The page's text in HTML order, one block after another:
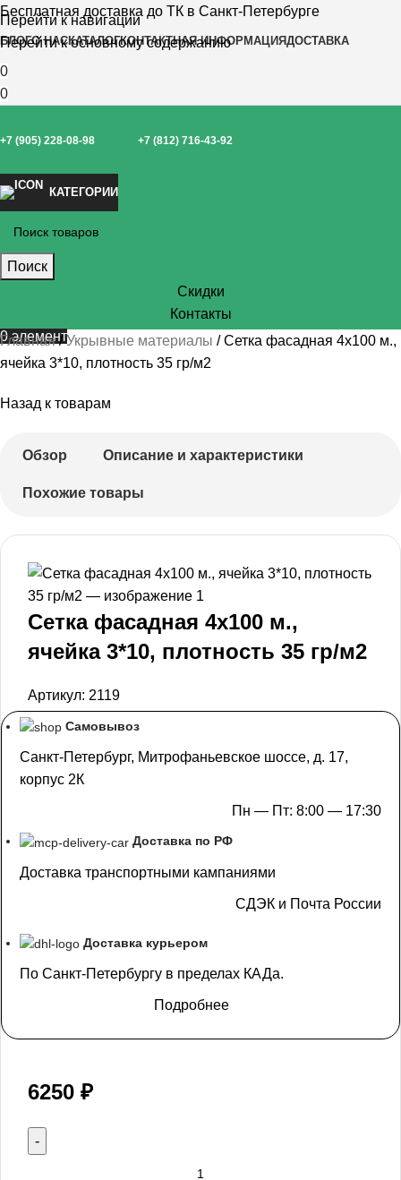
Перейти к навигации
Перейти к основному содержанию
Бесплатная доставка до ТК в Санкт-Петербурге
БЛОГО НАСКАТАЛОГКОНТАКТНАЯ ИНФОРМАЦИЯДОСТАВКА
0
0
+7 (905) 228-08-98 +7 (812) 716-43-92
КАТЕГОРИИ
Поиск
Скидки
Контакты
0элемент
Главная Укрывные материалы
Сетка фасадная 4х100 м.,
ячейка 3*10, плотность 35 гр/м2
Назад к товарам
Обзор Описание и характеристики
Похожие товары
Сетка фасадная 4х100 м.,
ячейка 3*10, плотность 35 гр/м2
Артикул: 2119
Самовывоз
Санкт-Петербург, Митрофаньевское шоссе, д. 17,
корпус 2К
Пн — Пт: 8:00 — 17:30
Доставка по РФ
Доставка транспортными кампаниями
СДЭК и Почта России
Доставка курьером
По Санкт-Петербургу в пределах КАДа.
Подробнее
6250 ₽